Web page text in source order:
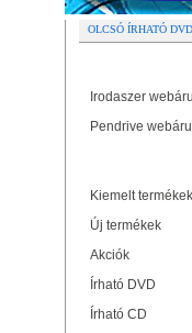
OLCSÓ ÍRHATÓ
Irodaszer
Pendrive
Kiemelt termékek
Új termékek
Akciók
Írható DVD
Írható CD